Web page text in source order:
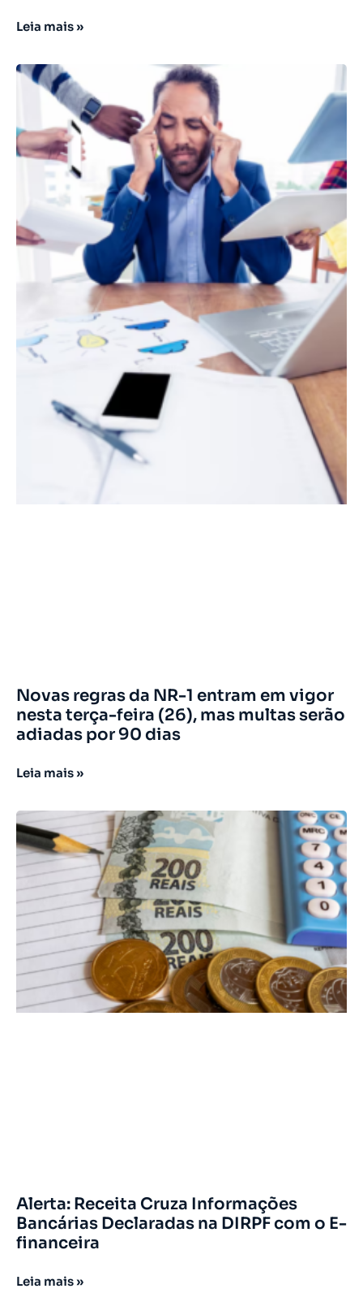
Leia mais »
Novas regras da NR-1 entram em vigor
nesta terça-feira (26), mas multas serão
adiadas por 90 dias
Leia mais »
Alerta: Receita Cruza Informações
Bancárias Declaradas na DIRPF com o E-
financeira
Leia mais »